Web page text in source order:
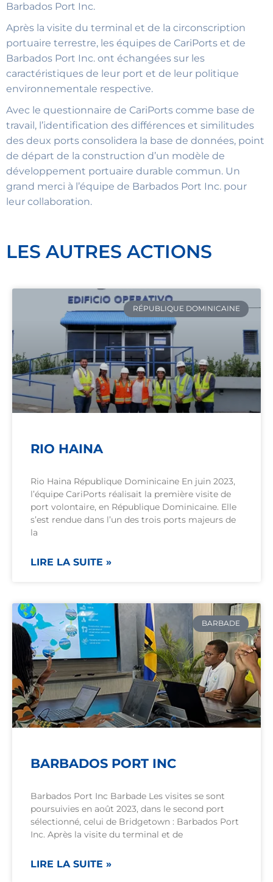
Barbados Port Inc.
Après la visite du terminal et de la circonscription
portuaire terrestre, les équipes de CariPorts et de
Barbados Port Inc. ont échangées sur les
caractéristiques de leur port et de leur politique
environnementale respective.
Avec le questionnaire de CariPorts comme base de
travail, l’identification des différences et similitudes
des deux ports consolidera la base de données, point
de départ de la construction d’un modèle de
développement portuaire durable commun. Un
grand merci à l’équipe de Barbados Port Inc. pour
leur collaboration.
LES AUTRES ACTIONS
RÉPUBLIQUE DOMINICAINE
RIO HAINA
Rio Haina République Dominicaine En juin 2023,
l’équipe CariPorts réalisait la première visite de
port volontaire, en République Dominicaine. Elle
s’est rendue dans l’un des trois ports majeurs de
la
LIRE LA SUITE »
BARBADE
BARBADOS PORT INC
Barbados Port Inc Barbade Les visites se sont
poursuivies en août 2023, dans le second port
sélectionné, celui de Bridgetown : Barbados Port
Inc. Après la visite du terminal et de
LIRE LA SUITE »